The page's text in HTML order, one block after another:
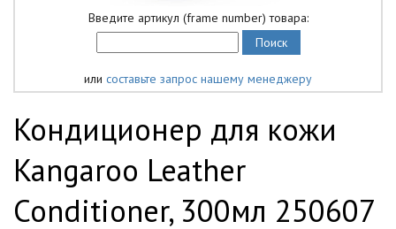
Введите артикул (frame number) товара:
или составьте запрос нашему менеджеру
Кондиционер для кожи
Kangaroo Leather
Conditioner, 300мл 250607